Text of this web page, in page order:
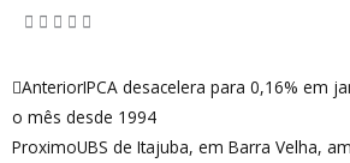
Anterior
AnteriorIPCA desacelera para 0,16% em
o mês desde 1994
ProximoUBS de Itajuba, em Barra Velha,
Próximo